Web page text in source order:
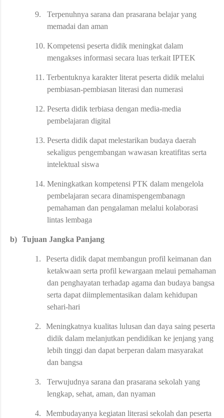
9.
Terpenuhnya sarana dan prasarana belajar yang
memadai dan aman
10. Kompetensi peserta didik meningkat dalam
mengakses informasi secara luas terkait IPTEK
11. Terbentuknya karakter literat peserta didik melalui
pembiasan-pembiasan literasi dan numerasi
12. Peserta didik terbiasa dengan media-media
pembelajaran digital
13. Peserta didik dapat melestarikan budaya daerah
sekaligus pengembangan wawasan kreatifitas serta
intelektual siswa
14. Meningkatkan kompetensi PTK dalam mengelola
pembelajaran secara dinamispengembanagn
pemahaman dan pengalaman melalui kolaborasi
lintas lembaga
b) Tujuan Jangka Panjang
1.
Peserta didik dapat membangun profil keimanan dan
ketakwaan serta profil kewargaan melaui pemahaman
dan penghayatan terhadap agama dan budaya bangsa
serta dapat diimplementasikan dalam kehidupan
sehari-hari
2.
Meningkatnya kualitas lulusan dan daya saing peserta
didik dalam melanjutkan pendidikan ke jenjang yang
lebih tinggi dan dapat berperan dalam masyarakat
dan bangsa
3.
Terwujudnya sarana dan prasarana sekolah yang
lengkap, sehat, aman, dan nyaman
4.
Membudayanya kegiatan literasi sekolah dan peserta